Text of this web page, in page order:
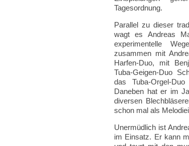
Tagesordnung.
Parallel zu dieser
wagt es Andreas
experimentelle
zusammen mit
Harfen-Duo, mit
Tuba-Geigen-Duo
das Tuba-Orgel-
Daneben hat er im
diversen
schon mal als
Unermüdlich ist
im Einsatz. Er kann